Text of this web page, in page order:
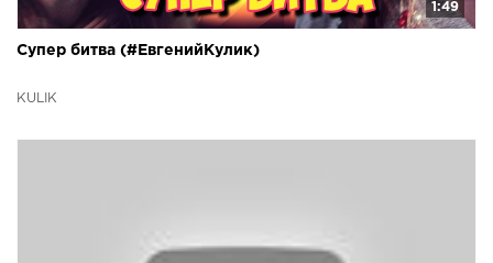
1:49
Супер битва (#ЕвгенийКулик)
KULIK